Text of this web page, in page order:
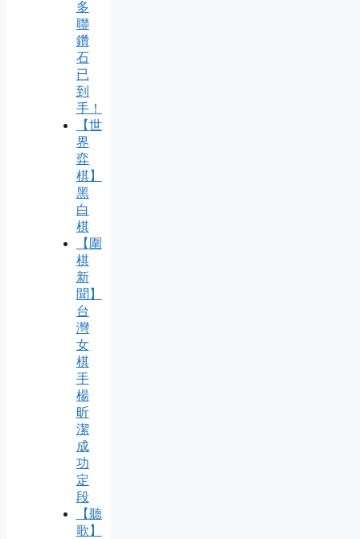
多
聯
鑽
石
已
到
手！
【世
界
弈
棋】
黑
白
棋
【圍
棋
新
聞】
台
灣
女
棋
手
楊
昕
潔
成
功
定
段
【聽
歌】